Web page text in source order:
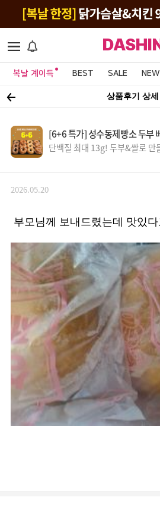
복날 계이득 BEST SALE NEW
상품후기 상세
[6+6 특가] 성수동제빵소 두부
단백질 최대 13g! 두부&쌀로 만
2026.05.20
부모님께 보내드렸는데 맛있